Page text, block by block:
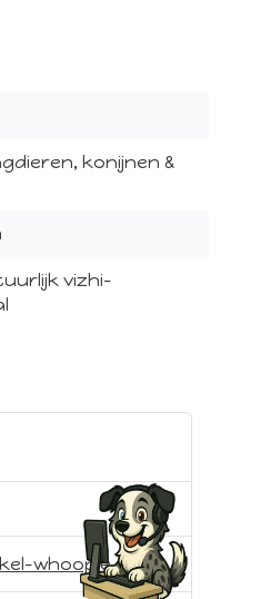
konijnen &
vizhi-
whoopie.nl